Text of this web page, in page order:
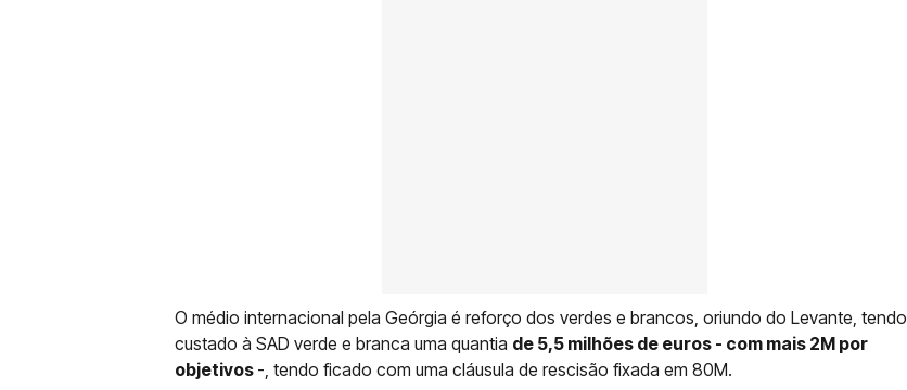
O médio internacional pela Geórgia é reforço dos verdes e brancos, oriundo do Levante, tendo
custado à SAD verde e branca uma quantia de 5,5 milhões de euros - com mais 2M por
objetivos -, tendo ficado com uma cláusula de rescisão fixada em 80M.